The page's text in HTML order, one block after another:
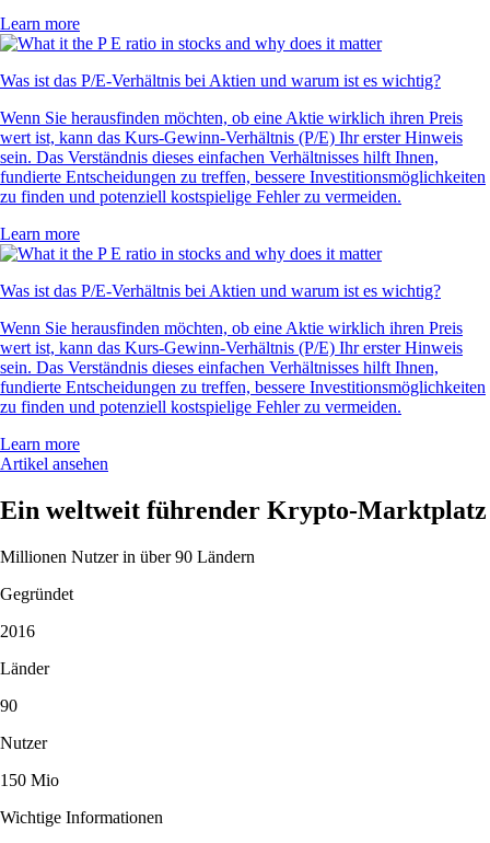
Learn more
Was ist das P/E-Verhältnis bei Aktien und warum ist es wichtig?
Wenn Sie herausfinden möchten, ob eine Aktie wirklich ihren Preis
wert ist, kann das Kurs-Gewinn-Verhältnis (P/E) Ihr erster Hinweis
sein. Das Verständnis dieses einfachen Verhältnisses hilft Ihnen,
fundierte Entscheidungen zu treffen, bessere Investitionsmöglichkeiten
zu finden und potenziell kostspielige Fehler zu vermeiden.
Learn more
Was ist das P/E-Verhältnis bei Aktien und warum ist es wichtig?
Wenn Sie herausfinden möchten, ob eine Aktie wirklich ihren Preis
wert ist, kann das Kurs-Gewinn-Verhältnis (P/E) Ihr erster Hinweis
sein. Das Verständnis dieses einfachen Verhältnisses hilft Ihnen,
fundierte Entscheidungen zu treffen, bessere Investitionsmöglichkeiten
zu finden und potenziell kostspielige Fehler zu vermeiden.
Learn more
Artikel ansehen
Ein weltweit führender Krypto-Marktplatz
Millionen Nutzer in über 90 Ländern
Gegründet
2016
Länder
90
Nutzer
150 Mio
Wichtige Informationen